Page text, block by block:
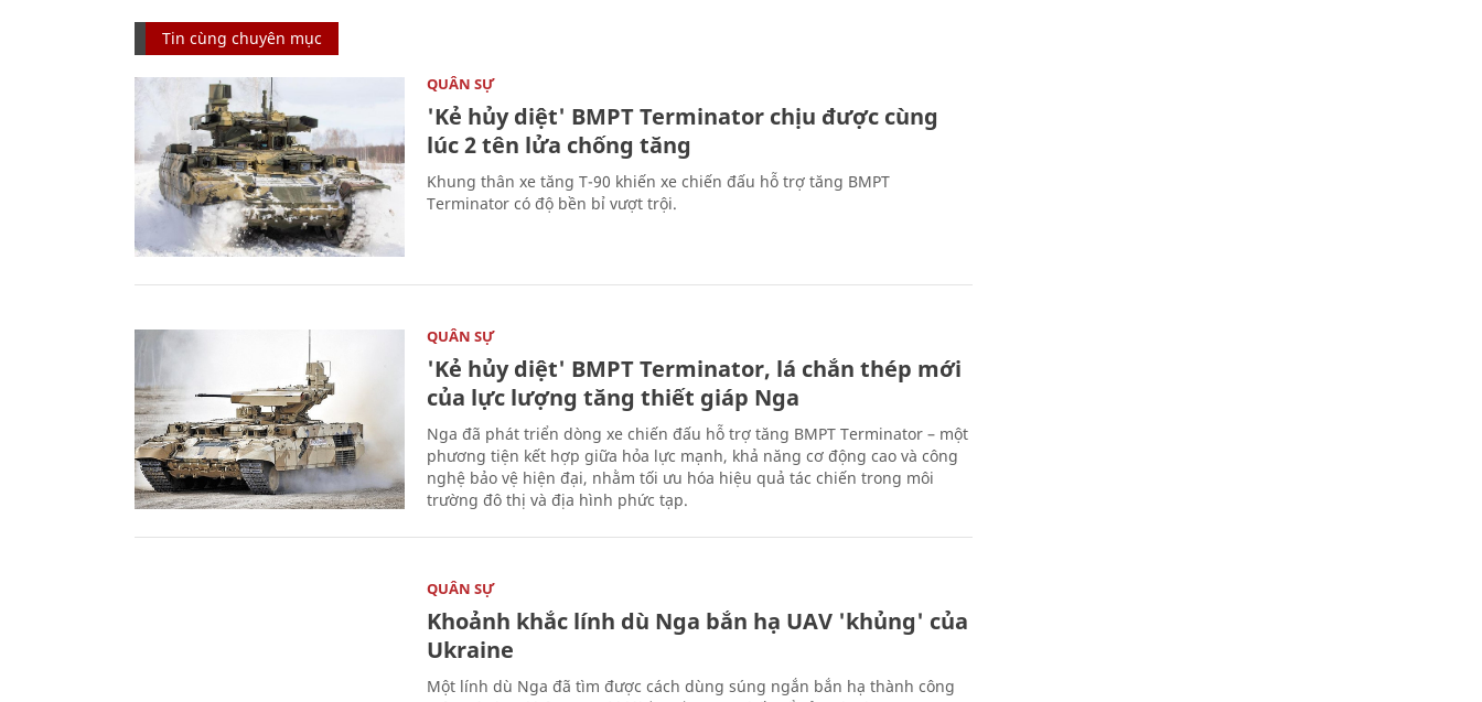
Tin cùng chuyên mục
QUÂN SỰ
'Kẻ hủy diệt' BMPT Terminator chịu được cùng
lúc 2 tên lửa chống tăng
Khung thân xe tăng T-90 khiến xe chiến đấu hỗ trợ tăng BMPT
Terminator có độ bền bỉ vượt trội.
QUÂN SỰ
'Kẻ hủy diệt' BMPT Terminator, lá chắn thép mới
của lực lượng tăng thiết giáp Nga
Nga đã phát triển dòng xe chiến đấu hỗ trợ tăng BMPT Terminator – một
phương tiện kết hợp giữa hỏa lực mạnh, khả năng cơ động cao và công
nghệ bảo vệ hiện đại, nhằm tối ưu hóa hiệu quả tác chiến trong môi
trường đô thị và địa hình phức tạp.
QUÂN SỰ
Khoảnh khắc lính dù Nga bắn hạ UAV 'khủng' của
Ukraine
Một lính dù Nga đã tìm được cách dùng súng ngắn bắn hạ thành công